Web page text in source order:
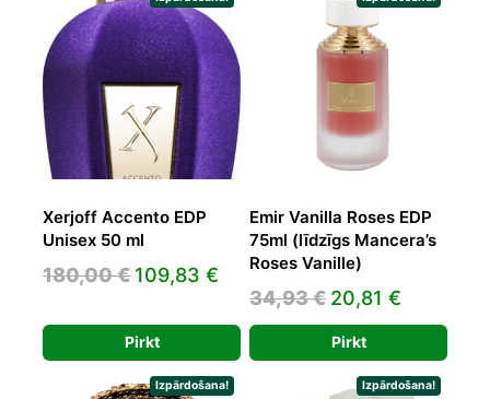
Xerjoff Accento EDP
Unisex 50 ml
180,00€ Original
was:
180,00 €.
109,83 € Current
price
is:
109,83 €.
Pirkt
Emir Vanilla Roses EDP
75ml (līdzīgs Mancera’s
Roses Vanille)
34,93€ Original
price
was:
34,93 €.
20,81 €
price
is:
20,81 €.
Pirkt
Izpārdošana! Izpārdošana!